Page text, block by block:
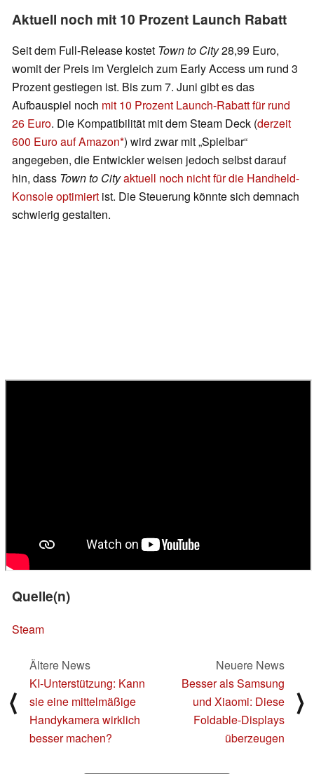
Aktuell noch mit 10 Prozent Launch Rabatt
Seit dem Full-Release kostet Town to City28,99 Euro,
womit der Preis im Vergleich zum Early Access um rund 3
Prozent gestiegen ist. Bis zum 7. Juni gibt es das
Aufbauspiel noch mit 10 Prozent Launch-Rabatt für rund
26 Euro. Die Kompatibilität mit dem Steam Deck (derzeit
600 Euro auf Amazon ) wird zwar mit „Spielbar“
angegeben, die Entwickler weisen jedoch selbst darauf
hin, dass Town to Cityaktuell noch nicht für die Handheld-
Konsole optimiert ist. Die Steuerung könnte sich demnach
schwierig gestalten.
Quelle(n)
Steam
⟨
Ältere News
KI-Unterstützung: Kann
sie eine mittelmäßige
Handykamera wirklich
besser machen?
Neuere News
Besser als Samsung
und Xiaomi: Diese
Foldable-Displays
überzeugen
⟩